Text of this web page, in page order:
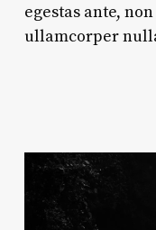
egestas ante,
ullamcorper